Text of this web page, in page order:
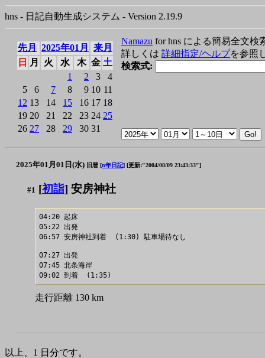
hns - 日記自動生成システム - Version 2.19.9
先月 2025年01月
来月
日
月 火 水 木 金 土
1
2 3
4
5
6 7 8 9 10 11
12 13 14 15 16 17 18
19 20 21 22 23 24 25
26 27 28 29 30 31
Namazu for hns による簡易全文検
詳しくは 詳細指定/ヘルプを参照
検索式:
2025年01月01日(水) 旧暦 [n年日記] [更新:"2004/08/09 23:43:33"]
#1 [初詣] 安房神社
04:20 起床
05:22 出発
06:57 安房神社到着  (1:30) 駐車場待なし
07:27 出発
07:45 北条海岸
走行距離 130 km
以上、1 日分です。